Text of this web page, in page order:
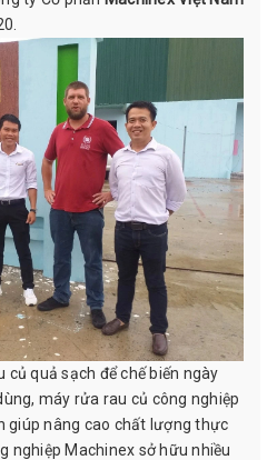
quả sạch để chế biến ngày
máy rửa rau củ công nghiệp
giúp nâng cao chất lượng thực
nghiệp Machinex sở hữu nhiều